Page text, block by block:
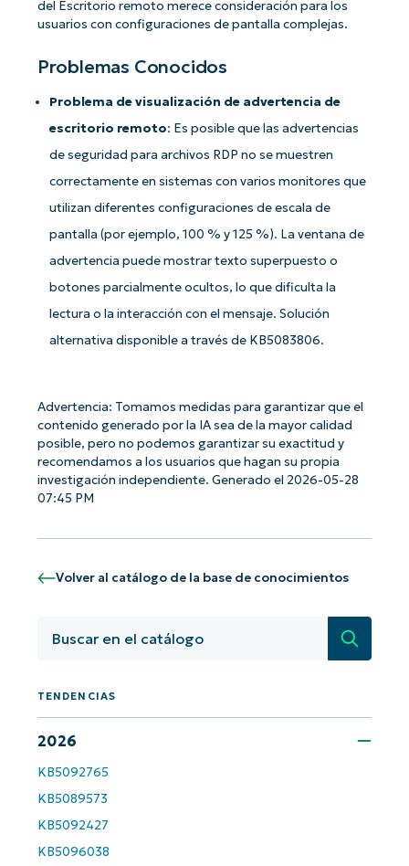
del Escritorio remoto merece consideración para los
usuarios con configuraciones de pantalla complejas.
Problemas Conocidos
Problema de visualización de advertencia de
escritorio remoto: Es posible que las advertencias
de seguridad para archivos RDP no se muestren
correctamente en sistemas con varios monitores que
utilizan diferentes configuraciones de escala de
pantalla (por ejemplo, 100 % y 125 %). La ventana de
advertencia puede mostrar texto superpuesto o
botones parcialmente ocultos, lo que dificulta la
lectura o la interacción con el mensaje. Solución
alternativa disponible a través de KB5083806.
Advertencia: Tomamos medidas para garantizar que el
contenido generado por la IA sea de la mayor calidad
posible, pero no podemos garantizar su exactitud y
recomendamos a los usuarios que hagan su propia
investigación independiente. Generado el 2026-05-28
07:45 PM
Volver al catálogo de la base de conocimientos
TENDENCIAS
2026
KB5092765
KB5089573
KB5092427
KB5096038
¡Empiece con los análisis de KB
basados en IA de NinjaOne!
First
name*
Business
email*
Phone
number*